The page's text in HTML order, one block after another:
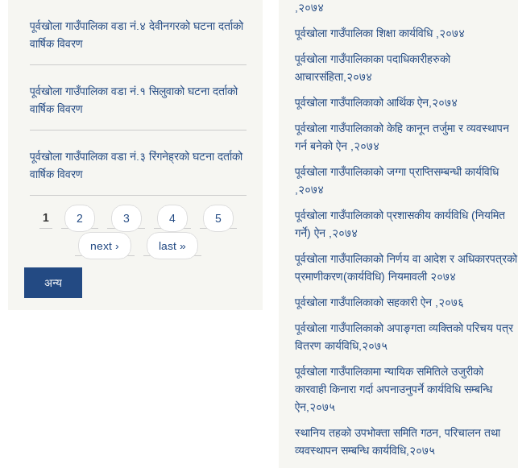
पूर्वखोला गाउँपालिका वडा नं.४ देवीनगरको घटना दर्ताको
वार्षिक विवरण
पूर्वखोला गाउँपालिका वडा नं.१ सिलुवाको घटना दर्ताको
वार्षिक विवरण
पूर्वखोला गाउँपालिका वडा नं.३ रिंगनेह्रको घटना दर्ताको
वार्षिक विवरण
Pages
1 2 3 4 5
next › last »
अन्य
,२०७४
पूर्वखोला गाउँपालिका शिक्षा कार्यविधि ,२०७४
पूर्वखोला गाउँपालिकाका पदाधिकारीहरुको
आचारसंहिता,२०७४
पूर्वखोला गाउँपालिकाको आर्थिक ऐन,२०७४
पूर्वखोला गाउँपालिकाको केहि कानून तर्जुमा र व्यवस्थापन
गर्न बनेको ऐन ,२०७४
पूर्वखोला गाउँपालिकाको जग्गा प्राप्तिसम्बन्धी कार्यविधि
,२०७४
पूर्वखोला गाउँपालिकाको प्रशासकीय कार्यविधि (नियमित
गर्ने) ऐन ,२०७४
पूर्वखोला गाउँपालिकाको निर्णय वा आदेश र अधिकारपत्रको
प्रमाणीकरण(कार्यविधि) नियमावली २०७४
पूर्वखोला गाउँपालिकाको सहकारी ऐन ,२०७६
पूर्वखोला गाउँपालिकाको अपाङ्गता व्यक्तिको परिचय पत्र
वितरण कार्यविधि,२०७५
पूर्वखोला गाउँपालिकामा न्यायिक समितिले उजुरीको
कारवाही किनारा गर्दा अपनाउनुपर्ने कार्यविधि सम्बन्धि
ऐन,२०७५
स्थानिय तहको उपभोक्ता समिति गठन, परिचालन तथा
व्यवस्थापन सम्बन्धि कार्यविधि,२०७५